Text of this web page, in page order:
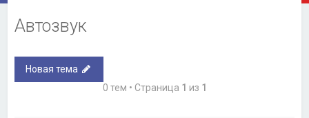
Автозвук
Новая тема
0 тем • Страница 1 из 1